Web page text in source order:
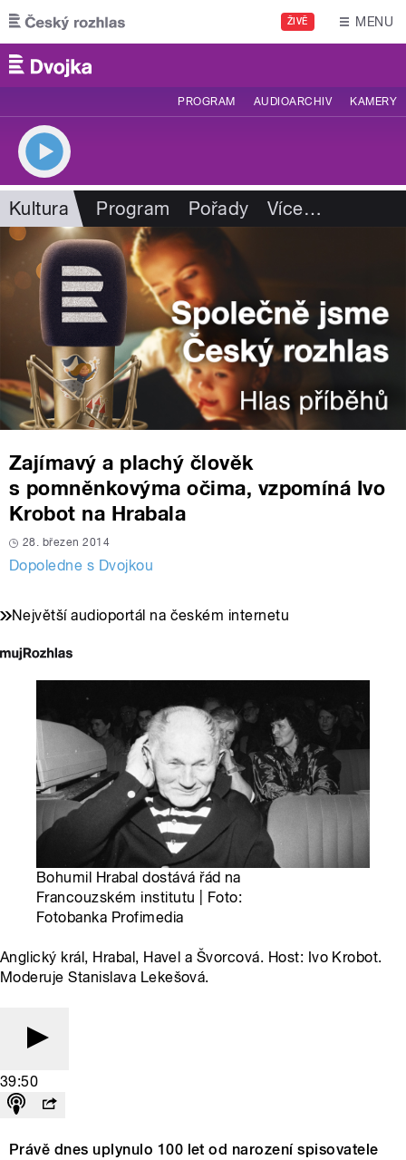
Přejít k hlavnímu obsahu
ŽIVĚ MENU
PROGRAM AUDIOARCHIV KAMERY
Kultura Program Pořady Více…
Zajímavý a plachý člověk
s pomněnkovýma očima, vzpomíná Ivo
Krobot na Hrabala
28. březen 2014
Dopoledne s Dvojkou
Největší audioportál na českém internetu
Bohumil Hrabal dostává řád na
Francouzském institutu | Foto:
Fotobanka Profimedia
Anglický král, Hrabal, Havel a Švorcová. Host: Ivo Krobot.
Moderuje Stanislava Lekešová.
39:50
Právě dnes uplynulo 100 let od narození spisovatele